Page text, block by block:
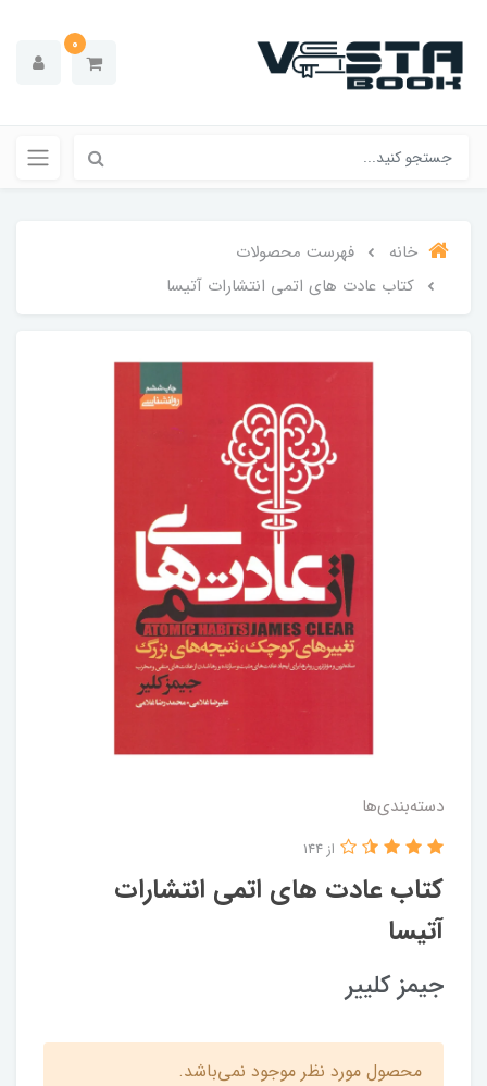
0
خانه
فهرست محصولات
کتاب عادت‌ های‌ اتمی انتشارات‌ آتیسا
دسته‌بندی‌ها
کتاب عادت‌ های‌ اتمی انتشارات‌
آتیسا
از 144
جیمز کلییر
محصول مورد نظر موجود نمی‌باشد.